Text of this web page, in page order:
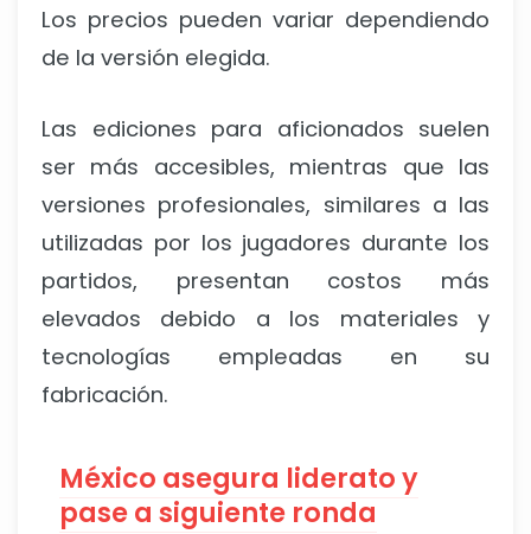
Los precios pueden variar dependiendo
de la versión elegida.
Las ediciones para aficionados suelen
ser más accesibles, mientras que las
versiones profesionales, similares a las
utilizadas por los jugadores durante los
partidos, presentan costos más
elevados debido a los materiales y
tecnologías empleadas en su
fabricación.
México asegura liderato y
pase a siguiente ronda